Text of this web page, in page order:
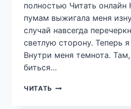
полностью Читать онлайн
пумам выжигала меня
случай навсегда
светлую сторону. Теперь
Внутри меня темнота.
биться…
ЧИТАТЬ ФАНТОМЫ